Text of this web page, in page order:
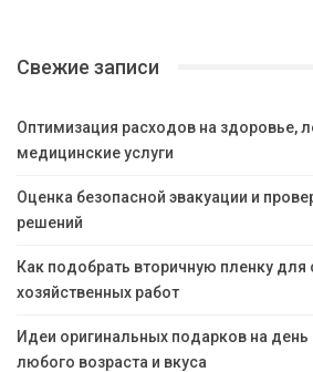
Свежие записи
Оптимизация расходов на здоровье,
медицинские услуги
Оценка безопасной эвакуации и
решений
Как подобрать вторичную пленку для
хозяйственных работ
Идеи оригинальных подарков на
любого возраста и вкуса